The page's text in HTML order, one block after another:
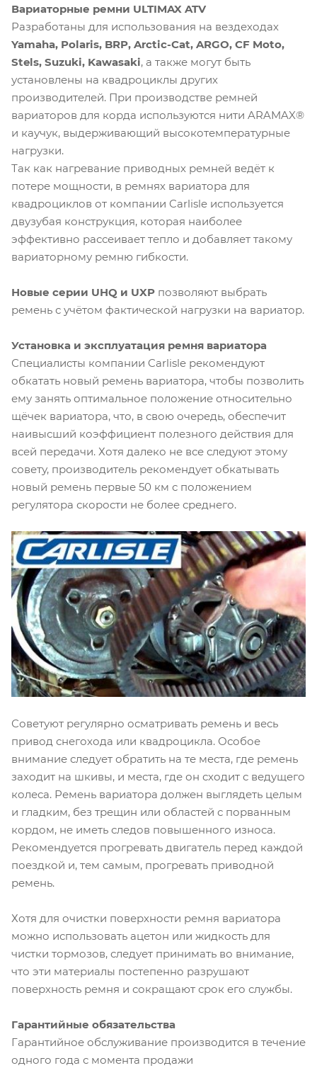
Вариаторные ремни ULTIMAX ATV
Разработаны для использования на вездеходах
Yamaha, Polaris, BRP, Arctic-Cat, ARGO, CF Moto,
Stels, Suzuki, Kawasaki, а также могут быть
установлены на квадроциклы других
производителей. При производстве ремней
вариаторов для корда используются нити ARAMAX®
и каучук, выдерживающий высокотемпературные
нагрузки.
Так как нагревание приводных ремней ведёт к
потере мощности, в ремнях вариатора для
квадроциклов от компании Carlisle используется
двузубая конструкция, которая наиболее
эффективно рассеивает тепло и добавляет такому
вариаторному ремню гибкости.
Новые серии UHQ и UXP позволяют выбрать
ремень с учётом фактической нагрузки на вариатор.
Установка и эксплуатация ремня вариатора
Специалисты компании Carlisle рекомендуют
обкатать новый ремень вариатора, чтобы позволить
ему занять оптимальное положение относительно
щёчек вариатора, что, в свою очередь, обеспечит
наивысший коэффициент полезного действия для
всей передачи. Хотя далеко не все следуют этому
совету, производитель рекомендует обкатывать
новый ремень первые 50 км с положением
регулятора скорости не более среднего.
Советуют регулярно осматривать ремень и весь
привод снегохода или квадроцикла. Особое
внимание следует обратить на те места, где ремень
заходит на шкивы, и места, где он сходит с ведущего
колеса. Ремень вариатора должен выглядеть целым
и гладким, без трещин или областей с порванным
кордом, не иметь следов повышенного износа.
Рекомендуется прогревать двигатель перед каждой
поездкой и, тем самым, прогревать приводной
ремень.
Хотя для очистки поверхности ремня вариатора
можно использовать ацетон или жидкость для
чистки тормозов, следует принимать во внимание,
что эти материалы постепенно разрушают
поверхность ремня и сокращают срок его службы.
Гарантийные обязательства
Гарантийное обслуживание производится в течение
одного года с момента продажи